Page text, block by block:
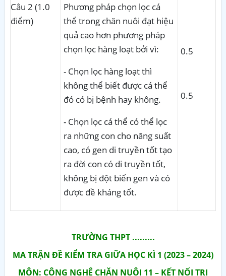
Câu 2 (1.0
điểm)
Phương pháp chọn lọc cá
thể trong chăn nuôi đạt hiệu
quả cao hơn phương pháp
chọn lọc hàng loạt bởi vì:
- Chọn lọc hàng loạt thì
không thể biết được cá thể
đó có bị bệnh hay không.
- Chọn lọc cá thể có thể lọc
ra những con cho năng suất
cao, có gen di truyền tốt tạo
ra đời con có di truyền tốt,
không bị đột biến gen và có
được đề kháng tốt.
0.5
0.5
TRƯỜNG THPT .........
MA TRẬN ĐỀ KIỂM TRA GIỮA HỌC KÌ 1 (2023 – 2024)
MÔN: CÔNG NGHỆ CHĂN NUÔI 11 – KẾT NỐI TRI